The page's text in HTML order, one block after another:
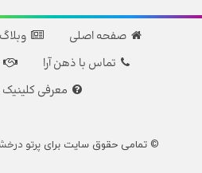
صفحه اصلی وبلاگ
تماس با ذهن آرا
معرفی کلینیک
© تمامی حقوق سایت برایپرتو